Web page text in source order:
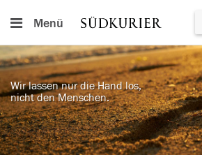
Menü
Wir lassen nur die Hand los,
nicht den Menschen.